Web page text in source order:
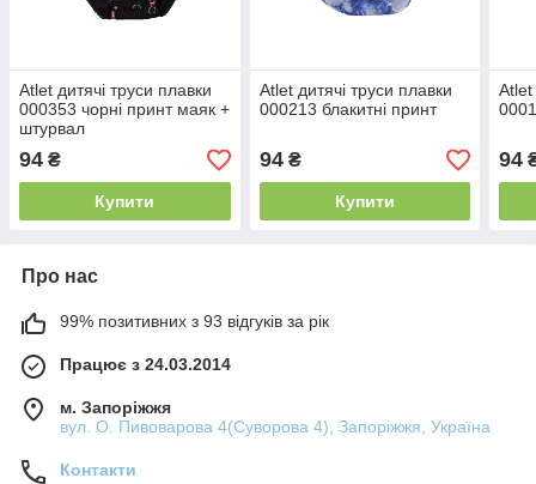
Atlet дитячі труси плавки
000353 чорні принт маяк +
штурвал
94 ₴
Купити
Atlet дитячі труси плавки
000213 блакитні принт
94₴
Купити
Atlet
94
Про нас
99% позитивних з 93 відгуків за рік
Працює з 24.03.2014
м. Запоріжжя
вул. О. Пивоварова 4(Суворова 4), Запоріжжя, Україна
Контакти